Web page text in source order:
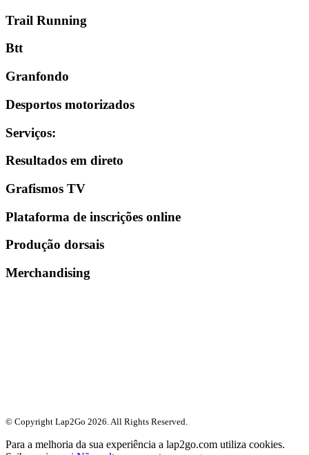
Trail Running
Btt
Granfondo
Desportos motorizados
Serviços:
Resultados em direto
Grafismos TV
Plataforma de inscrições online
Produção dorsais
Merchandising
© Copyright Lap2Go 2026 . All Rights Reserved.
Para a melhoria da sua experiência a lap2go.com utiliza cookies.